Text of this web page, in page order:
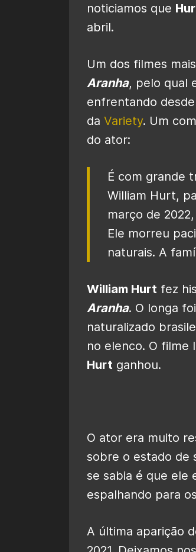
noticiamos que
abril.
Um dos filmes
Aranha, pelo qual
enfrentando
da Variety. Um
do ator:
É com grande
William Hurt,
março de
Ele morreu
naturais. A
William Hurt fez
Aranha. O longa
naturalizado
no elenco. O filme
Hurt ganhou.
O ator era muito
sobre o estado de
se sabia é que ele
espalhando para
A última aparição